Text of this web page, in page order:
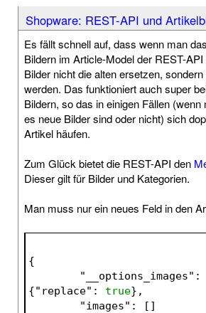
Shopware: REST-API und
Es fällt schnell auf, dass wenn man
Bildern im Article-Model der REST-
Bilder nicht die alten ersetzen,
werden. Das funktioniert auch super
Bildern, so das in einigen Fällen
es neue Bilder sind oder nicht) sich
Artikel häufen.
Zum Glück bietet die REST-API den
Dieser gilt für Bilder und Kategorien.
Man muss nur ein neues Feld in den
{
	"
__options_images
{" replace": true} ,
	"
images":
[]